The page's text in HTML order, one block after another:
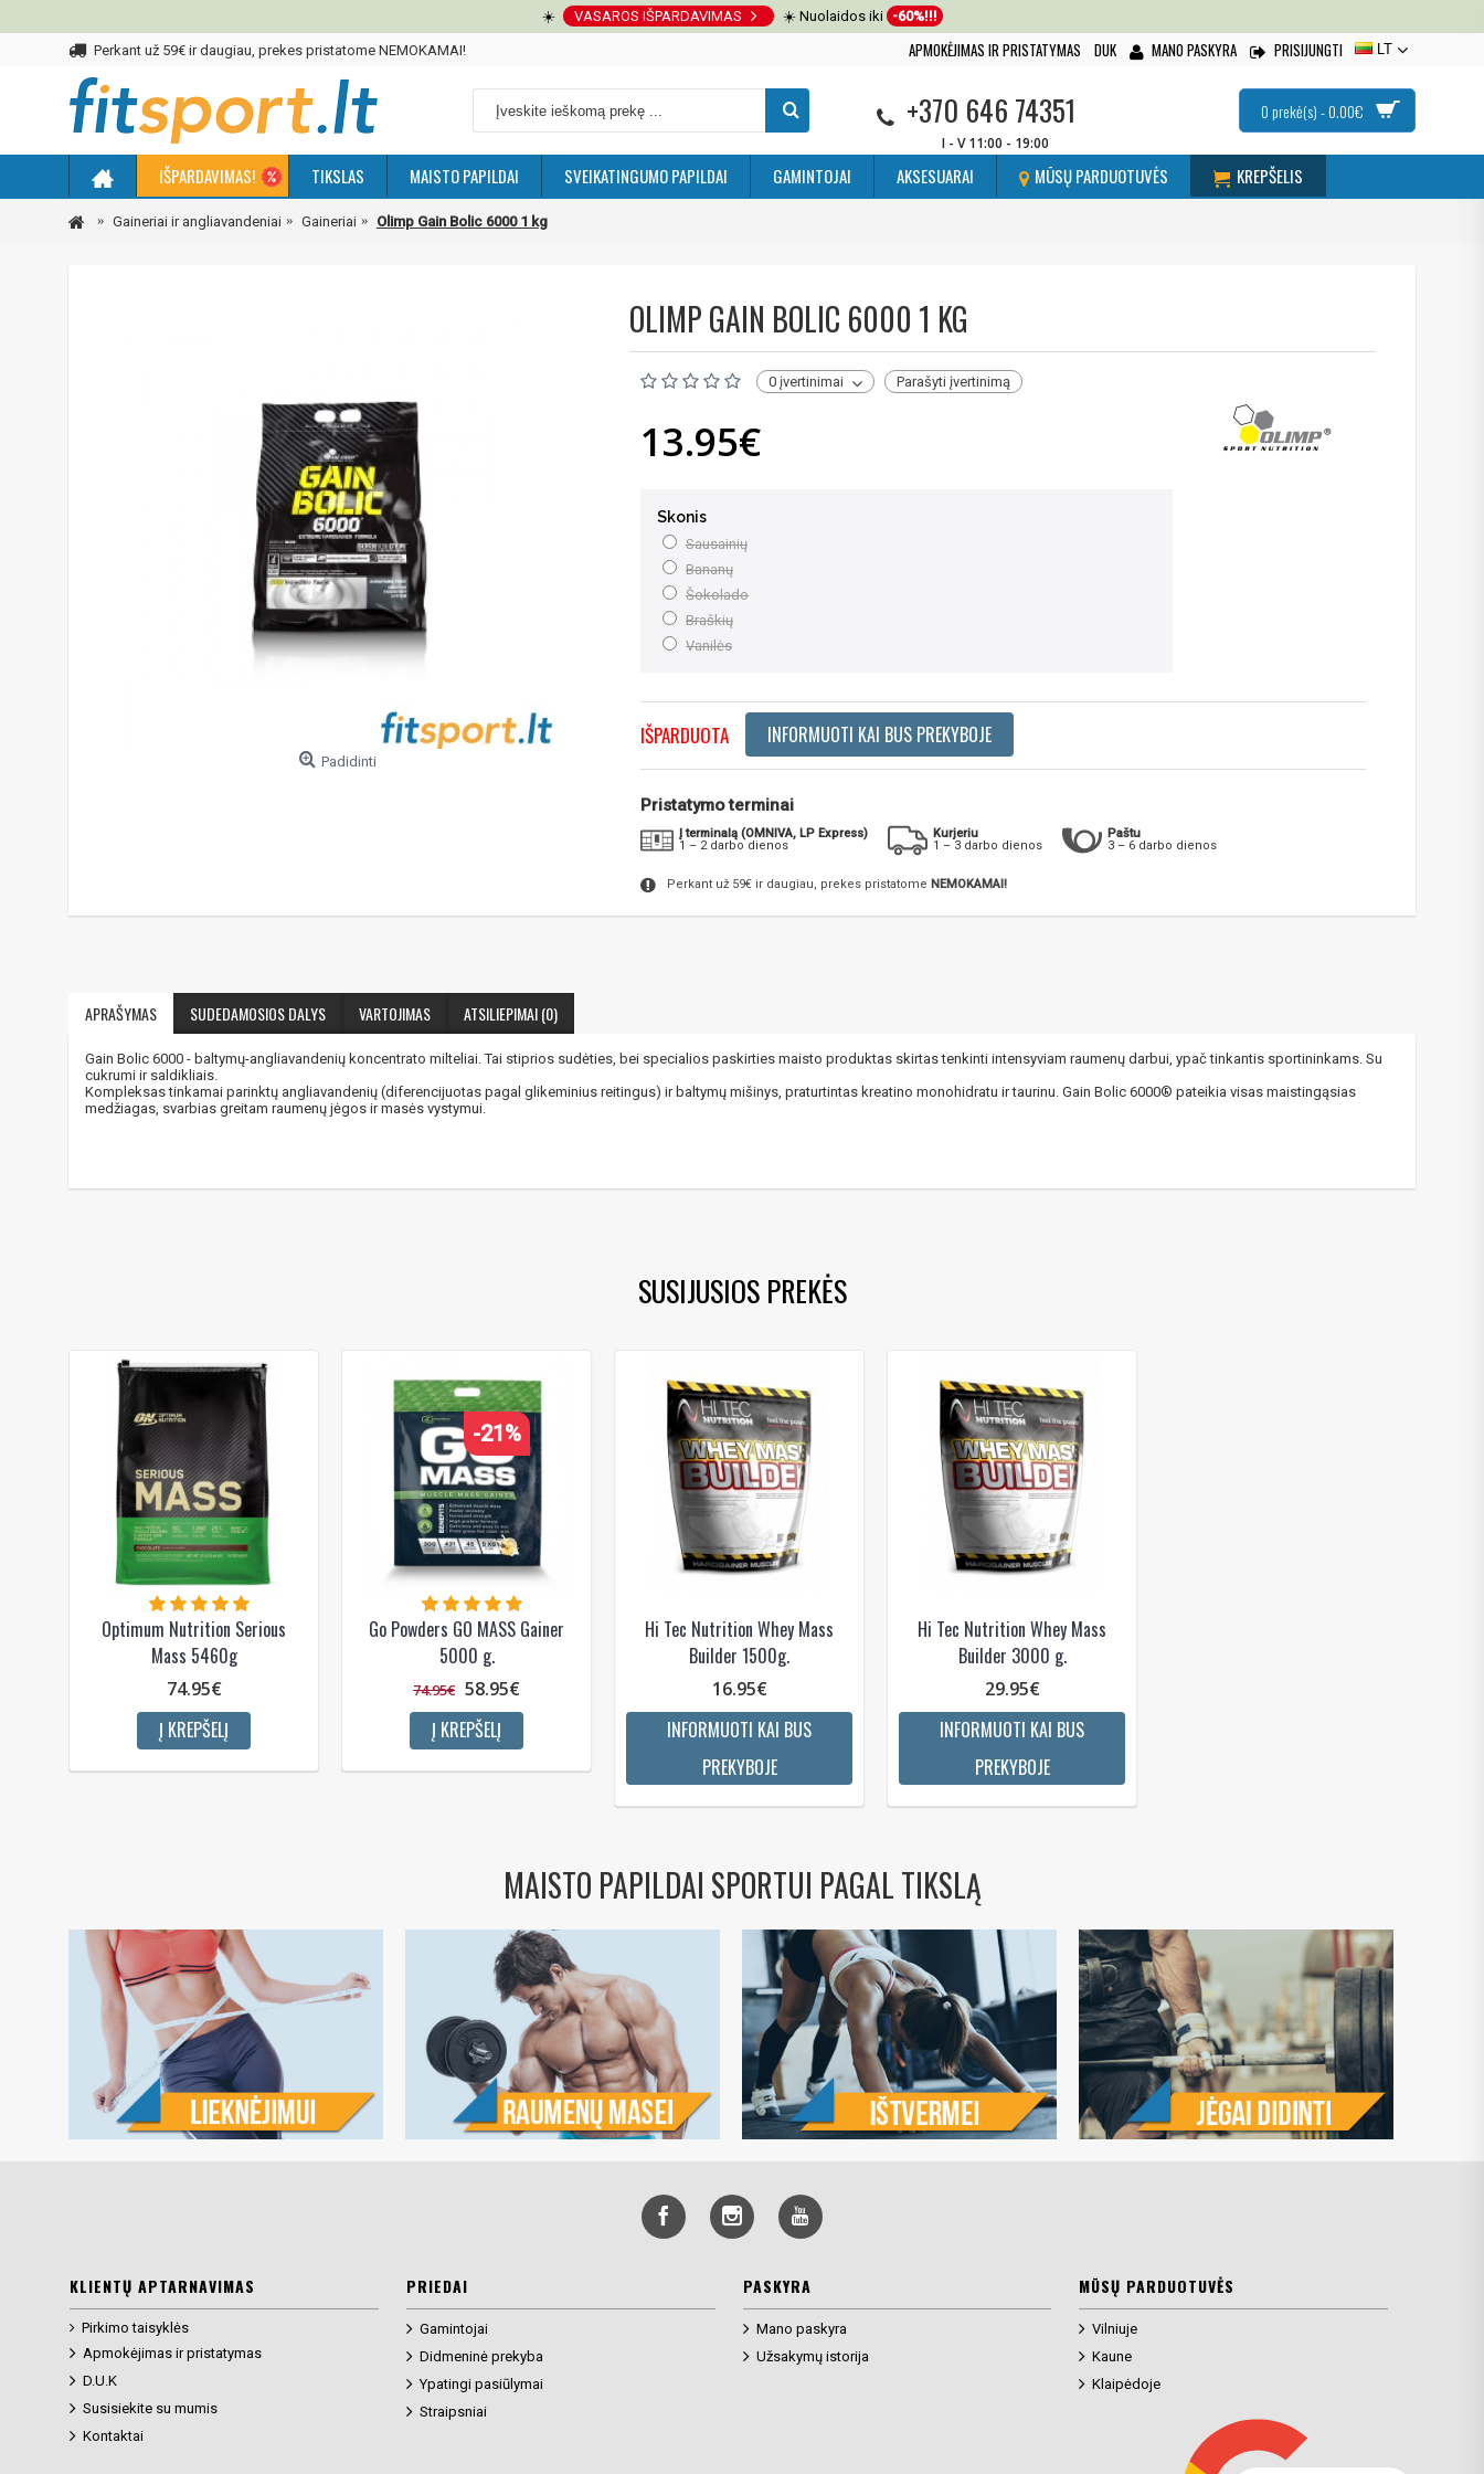
☀️ VASAROS IŠPARDAVIMAS ☀️ Nuolaidos iki -60%!!!
Perkant už 59€ ir daugiau, prekes pristatome NEMOKAMAI! APMOKĖJIMAS IR PRISTATYMAS DUK MANO PASKYRA PRISIJUNGTI LT
+370 646 74351
I - V 11:00 - 19:00
0 prekė(s) - 0.00€
IŠPARDAVIMAS! TIKSLAS MAISTO PAPILDAI SVEIKATINGUMO PAPILDAI GAMINTOJAI AKSESUARAI MŪSŲ PARDUOTUVĖS KREPŠELIS
Gaineriai ir angliavandeniai Gaineriai Olimp Gain Bolic 6000 1 kg
Padidinti
OLIMP GAIN BOLIC 6000 1 KG
0 įvertinimai Parašyti įvertinimą
13.95€
Skonis
Sausainių
Bananų
Šokolado
Braškių
Vanilės
IŠPARDUOTA INFORMUOTI KAI BUS PREKYBOJE
Pristatymo terminai
Į terminalą (OMNIVA, LP Express)
1 – 2 darbo dienos
Kurjeriu
1 – 3 darbo dienos
Paštu
3 – 6 darbo dienos
Perkant už 59€ ir daugiau, prekes pristatome NEMOKAMAI!
APRAŠYMAS SUDEDAMOSIOS DALYS VARTOJIMAS ATSILIEPIMAI (0)
Gain Bolic 6000 - baltymų-angliavandenių koncentrato milteliai. Tai stiprios sudėties, bei specialios paskirties maisto produktas skirtas tenkinti intensyviam raumenų darbui, ypač tinkantis sportininkams. Su
cukrumi ir saldikliais.
Kompleksas tinkamai parinktų angliavandenių (diferencijuotas pagal glikeminius reitingus) ir baltymų mišinys, praturtintas kreatino monohidratu ir taurinu. Gain Bolic 6000® pateikia visas maistingąsias
medžiagas, svarbias greitam raumenų jėgos ir masės vystymui.
SUSIJUSIOS PREKĖS
Optimum Nutrition Serious
Mass 5460g
74.95€
Į KREPŠELĮ
-21%
Go Powders GO MASS Gainer
5000 g.
74.95€ 58.95€
Į KREPŠELĮ
Hi Tec Nutrition Whey Mass
Builder 1500g.
16.95€
INFORMUOTI KAI BUS
PREKYBOJE
Hi Tec Nutrition Whey Mass
Builder 3000 g.
29.95€
INFORMUOTI KAI BUS
PREKYBOJE
MAISTO PAPILDAI SPORTUI PAGAL TIKSLĄ
KLIENTŲ APTARNAVIMAS
Pirkimo taisyklės
Apmokėjimas ir pristatymas
D.U.K
Susisiekite su mumis
Kontaktai
PRIEDAI
Gamintojai
Didmeninė prekyba
Ypatingi pasiūlymai
Straipsniai
PASKYRA
Mano paskyra
Užsakymų istorija
MŪSŲ PARDUOTUVĖS
Vilniuje
Kaune
Klaipėdoje